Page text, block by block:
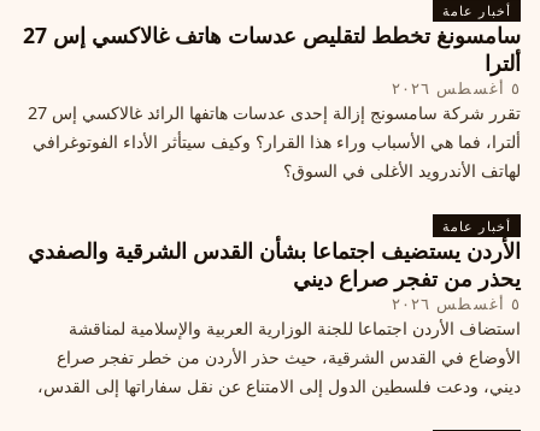
أخبار عامة
سامسونغ تخطط لتقليص عدسات هاتف غالاكسي إس 27
ألترا
٥ أغسطس ٢٠٢٦
تقرر شركة سامسونج إزالة إحدى عدسات هاتفها الرائد غالاكسي إس 27
ألترا، فما هي الأسباب وراء هذا القرار؟ وكيف سيتأثر الأداء الفوتوغرافي
لهاتف الأندرويد الأغلى في السوق؟
أخبار عامة
الأردن يستضيف اجتماعا بشأن القدس الشرقية والصفدي
يحذر من تفجر صراع ديني
٥ أغسطس ٢٠٢٦
استضاف الأردن اجتماعا للجنة الوزارية العربية والإسلامية لمناقشة
الأوضاع في القدس الشرقية، حيث حذر الأردن من خطر تفجر صراع
ديني، ودعت فلسطين الدول إلى الامتناع عن نقل سفاراتها إلى القدس،